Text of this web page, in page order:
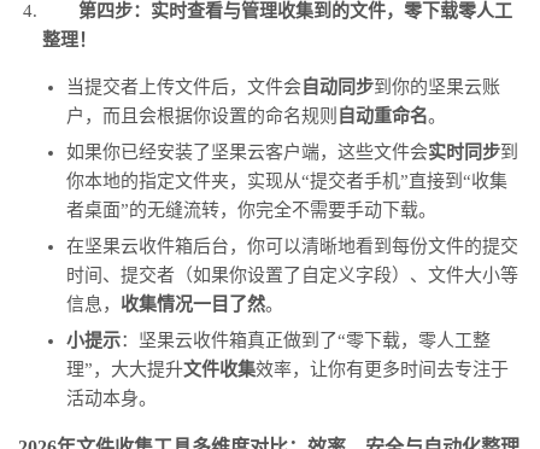
第四步：实时查看与管理收集到的文件，零下载零人工
整理！
当提交者上传文件后，文件会 自动同步到你的坚果云账
户，而且会根据你设置的命名规则 自动重命名。
如果你已经安装了坚果云客户端，这些文件会实时同步到
你本地的指定文件夹，实现从“提交者手机”直接到“收集
者桌面”的无缝流转，你完全不需要手动下载。
在坚果云收件箱后台，你可以清晰地看到每份文件的提交
时间、提交者（如果你设置了自定义字段）、文件大小等
信息， 收集情况一目了然。
小提示：坚果云收件箱真正做到了“零下载，零人工整
理”，大大提升文件收集效率，让你有更多时间去专注于
活动本身。